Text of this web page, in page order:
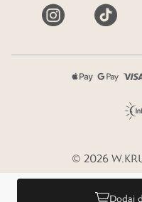
Dodaj
© 2026
e-